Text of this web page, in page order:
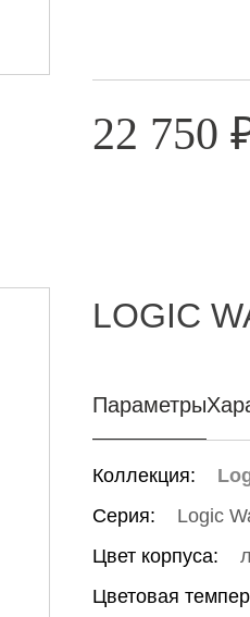
22 750
LOGIC
Параметры
Коллекция:
Серия:
Logic
Цвет корпуса:
Цветовая